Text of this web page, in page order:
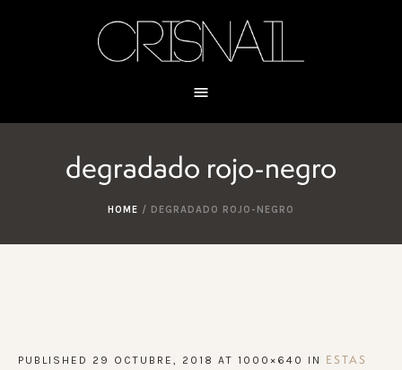
degradado rojo-negro
HOME / DEGRADADO ROJO-NEGRO
PUBLISHED 29 OCTUBRE, 2018 AT 1000×640 IN
ESTAS